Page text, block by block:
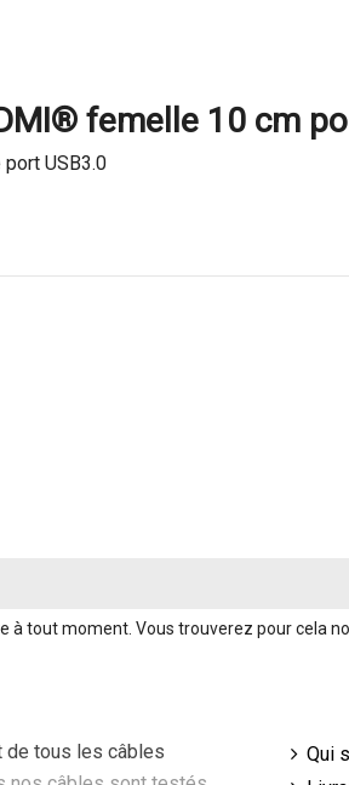
femelle 10 cm
USB3.0
à tout moment. Vous trouverez pour cela
de tous les câbles
Qui